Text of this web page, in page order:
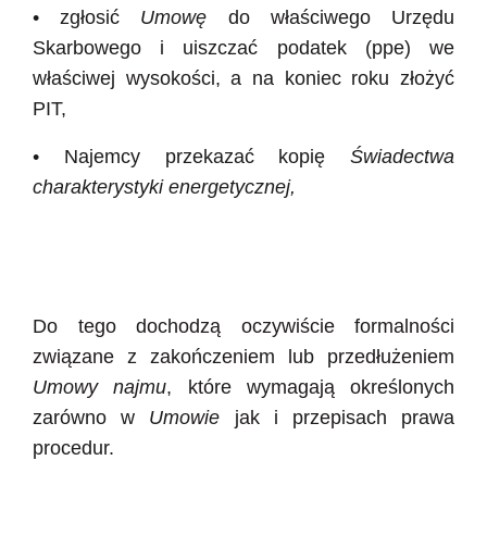
• zgłosić Umowę do właściwego Urzędu
Skarbowego i uiszczać podatek (ppe) we
właściwej wysokości, a na koniec roku złożyć
PIT,
• Najemcy przekazać kopię Świadectwa
charakterystyki energetycznej,
Do tego dochodzą oczywiście formalności
związane z zakończeniem lub przedłużeniem
Umowy najmu, które wymagają określonych
zarówno w Umowie jak i przepisach prawa
procedur.